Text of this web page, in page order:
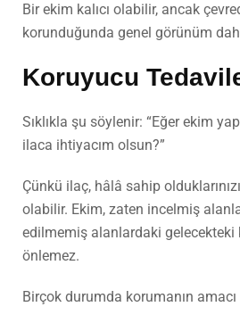
Bir ekim kalıcı olabilir, ancak
korunduğunda genel görünüm
Koruyucu
Sıklıkla şu söylenir: “Eğer ekim
ilaca ihtiyacım olsun?”
Çünkü ilaç, hâlâ sahip
olabilir. Ekim, zaten incelmiş
edilmemiş alanlardaki gelecekteki
önlemez.
Birçok durumda korumanın amacı